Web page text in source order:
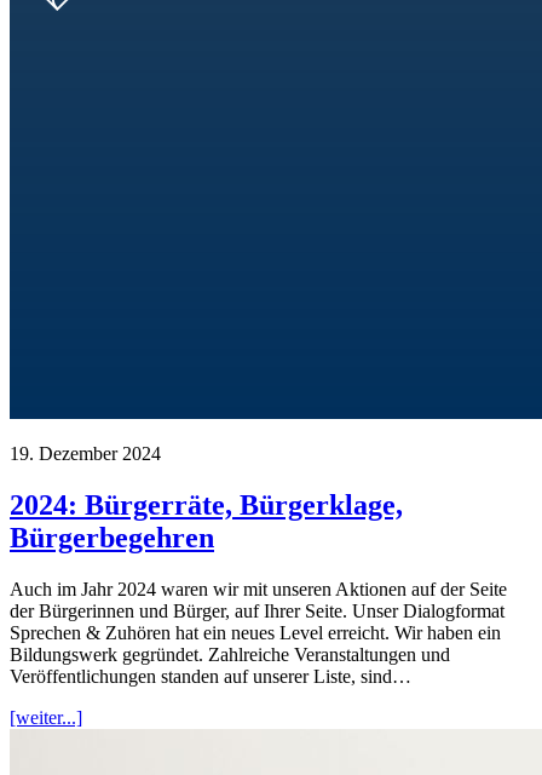
19. Dezember 2024
2024: Bürgerräte, Bürgerklage,
Bürgerbegehren
Auch im Jahr 2024 waren wir mit unseren Aktionen auf der Seite
der Bürgerinnen und Bürger, auf Ihrer Seite. Unser Dialogformat
Sprechen & Zuhören hat ein neues Level erreicht. Wir haben ein
Bildungswerk gegründet. Zahlreiche Veranstaltungen und
Veröffentlichungen standen auf unserer Liste, sind…
[weiter...]